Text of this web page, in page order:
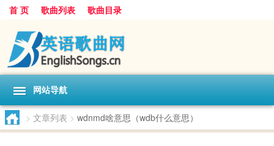
首 页 歌曲列表 歌曲目录
网站导航
> 文章列表 > wdnmd啥意思（wdb什么意思）